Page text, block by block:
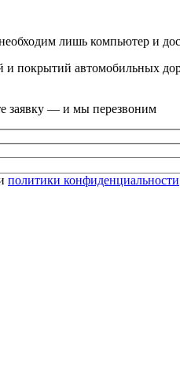
лишь компьютер и
покрытий автомобильных
заявку — и мы перезвоним
политики конфиденциальности